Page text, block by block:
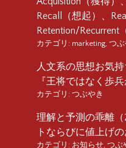
Recall（想起）、
Retention/Recurrent
カテゴリ: marketing, つぶ
人文系の思想お気
『王将ではなく歩
カテゴリ: つぶやき
理解と予測の乖離
トならびに値上げ
カテゴリ: お知らせ, つぶ